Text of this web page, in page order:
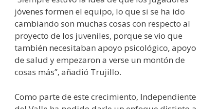
jóvenes formen el equipo, lo que si se ha ido
cambiando son muchas cosas con respecto al
proyecto de los juveniles, porque se vio que
también necesitaban apoyo psicológico, apoyo
de salud y empezaron a verse un montón de
cosas más”, añadió Trujillo.
Como parte de este crecimiento, Independiente